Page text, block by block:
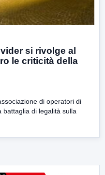
si rivolge al
le criticità della
di operatori di
battaglia di legalità sulla